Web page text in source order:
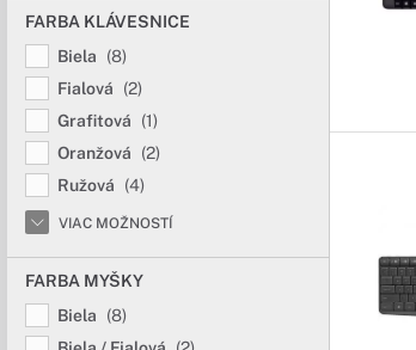
FARBA KLÁVESNICE
Biela
(8)
Fialová
(2)
Grafitová
(1)
Oranžová
(2)
Ružová
(4)
VIAC MOŽNOSTÍ
FARBA MYŠKY
Biela
(8)